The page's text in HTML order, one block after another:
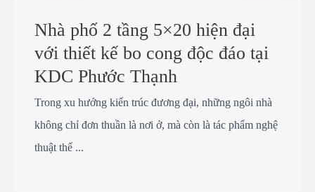
Nhà phố 2 tầng 5×20 hiện đại
với thiết kế bo cong độc đáo tại
KDC Phước Thạnh
Trong xu hướng kiến trúc đương đại, những ngôi nhà
không chỉ đơn thuần là nơi ở, mà còn là tác phẩm nghệ
thuật thể ...